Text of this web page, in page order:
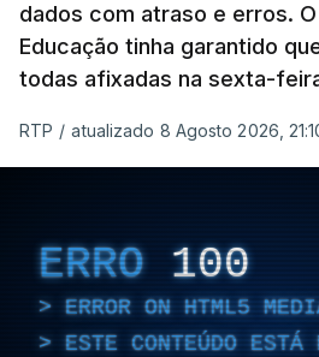
dados com atraso e erros.
Educação tinha garantido
todas afixadas na sexta-
RTP / atualizado 8 Agosto 2026,
ERRO 100
ERROR ON HTML5
ESTE CONTEÚDO ESTÁ